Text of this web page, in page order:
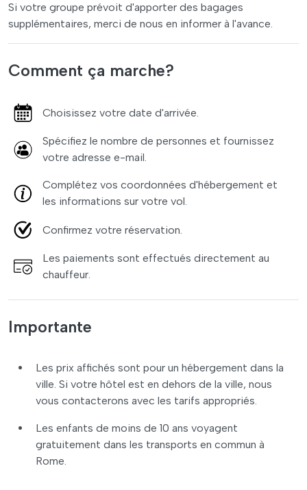
Si votre groupe prévoit d'apporter des bagages
supplémentaires, merci de nous en informer à l'avance.
Comment ça marche?
Choisissez votre date d'arrivée.
Spécifiez le nombre de personnes et fournissez
votre adresse e-mail.
Complétez vos coordonnées d'hébergement et
les informations sur votre vol.
Confirmez votre réservation.
Les paiements sont effectués directement au
chauffeur.
Importante
Les prix affichés sont pour un hébergement dans la
ville. Si votre hôtel est en dehors de la ville, nous
vous contacterons avec les tarifs appropriés.
Les enfants de moins de 10 ans voyagent
gratuitement dans les transports en commun à
Rome.